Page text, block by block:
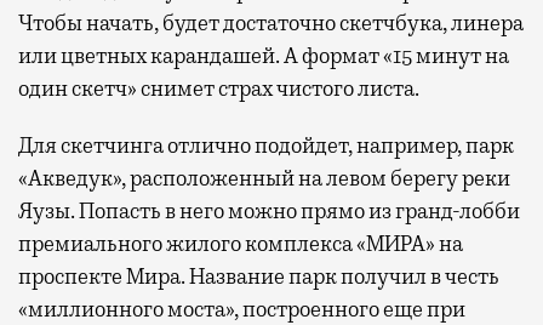
Чтобы начать, будет достаточно скетчбука, линера
или цветных карандашей. А формат «15 минут на
один скетч» снимет страх чистого листа.
Для скетчинга отлично подойдет, например, парк
«Акведук», расположенный на левом берегу реки
Яузы. Попасть в него можно прямо из гранд-лобби
премиального жилого комплекса «МИРА» на
проспекте Мира. Название парк получил в честь
«миллионного моста», построенного еще при